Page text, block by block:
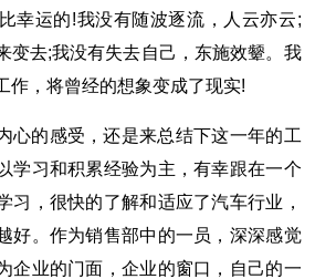
幸运的!我没有随波逐流，人云亦云;
变去;我没有失去自己，东施效颦。我
作，将曾经的想象变成了现实!
心的感受，还是来总结下这一年的工
学习和积累经验为主，有幸跟在一个
习，很快的了解和适应了汽车行业，
好。作为销售部中的一员，深深感觉
企业的门面，企业的窗口，自己的一